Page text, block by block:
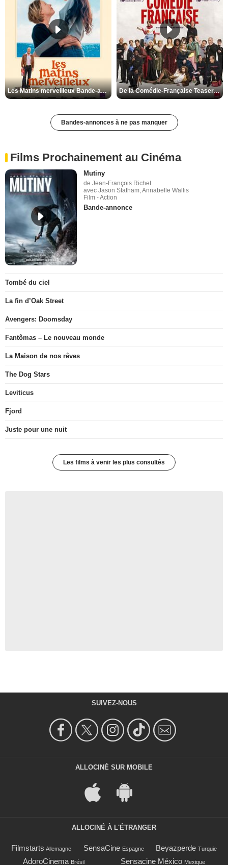
Les Matins merveilleux Bande-annonce VF De la Comédie-Française Teaser VF
Bandes-annonces à ne pas manquer
Films Prochainement au Cinéma
Mutiny
de Jean-François Richet
avec Jason Statham, Annabelle Wallis
Film - Action
Bande-annonce
Tombé du ciel
La fin d’Oak Street
Avengers: Doomsday
Fantômas – Le nouveau monde
La Maison de nos rêves
The Dog Stars
Leviticus
Fjord
Juste pour une nuit
Les films à venir les plus consultés
SUIVEZ-NOUS
ALLOCINÉ SUR MOBILE
ALLOCINÉ À L'ÉTRANGER
Filmstarts Allemagne SensaCine Espagne Beyazperde Turquie
AdoroCinema Brésil Sensacine México Mexique